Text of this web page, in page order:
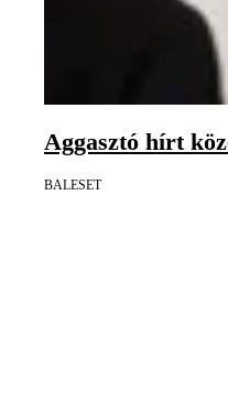
Aggasztó hírt
BALESET